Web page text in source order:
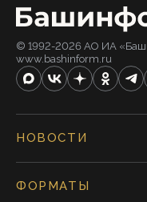
© 1992-2026 АО ИА
www.bashinform.ru
НОВОСТИ
ФОРМАТЫ